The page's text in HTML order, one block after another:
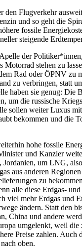
den Flugverkehr
und so geht die
fossile
steigende
der
Motorrad stehen zu
Rad oder ÖPNV zu
zu verbringen, statt
haben sie genug: Die
um die russische
sollen weiter Luxus
bekommen und die
hohe fossile
und Kanzler
Jordanien, um LNG,
aus anderen
zu
alle diese Erdgas-
viel mehr Erdgas und
ändern. Statt den
China und andere
umgelenkt, weil die
Preise zahlen. Auch
oben.